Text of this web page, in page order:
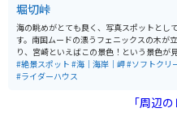
堀切峠
海の眺めがとても良く、写真スポットとし
す。南国ムードの漂うフェニックスの木が
り、宮崎といえばこの景色！という景色が
海岸沿いには奇岩「鬼の洗濯岩」もあり、自
を感じられます。 ソフトクリームなども食
#絶景スポット #海｜海岸｜岬#ソフトクリ
#ライダーハウス
「周辺